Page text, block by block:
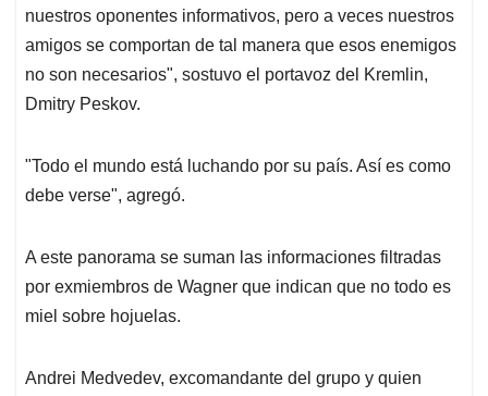
nuestros oponentes informativos, pero a veces nuestros
amigos se comportan de tal manera que esos enemigos
no son necesarios", sostuvo el portavoz del Kremlin,
Dmitry Peskov.
"Todo el mundo está luchando por su país. Así es como
debe verse", agregó.
A este panorama se suman las informaciones filtradas
por exmiembros de Wagner que indican que no todo es
miel sobre hojuelas.
Andrei Medvedev, excomandante del grupo y quien